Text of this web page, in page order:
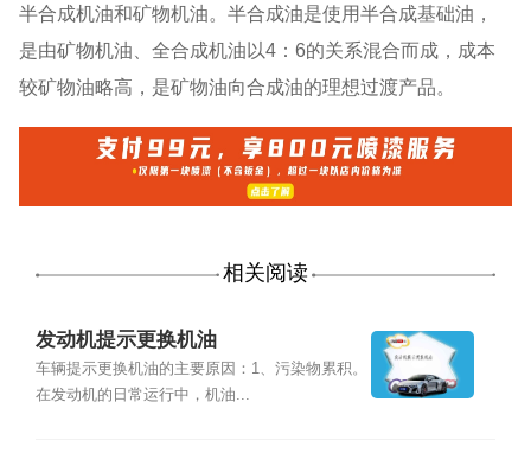
半合成机油和矿物机油。半合成油是使用半合成基础油，
是由矿物机油、全合成机油以4：6的关系混合而成，成本
较矿物油略高，是矿物油向合成油的理想过渡产品。
相关阅读
发动机提示更换机油
车辆提示更换机油的主要原因：1、污染物累积。
在发动机的日常运行中，机油...